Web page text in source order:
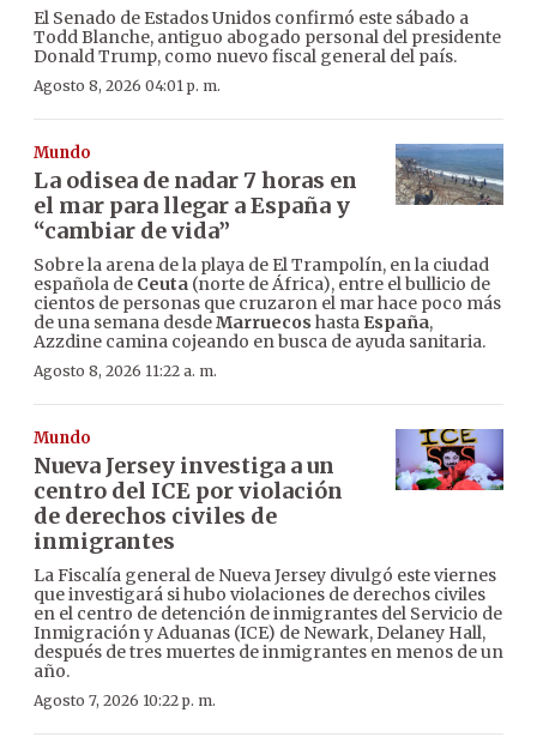
El Senado de Estados Unidos confirmó este sábado a
Todd Blanche, antiguo abogado personal del presidente
Donald Trump, como nuevo fiscal general del país.
Agosto 8, 2026 04:01 p. m.
Mundo
La odisea de nadar 7 horas en
el mar para llegar a España y
“cambiar de vida”
Sobre la arena de la playa de El Trampolín, en la ciudad
española de Ceuta (norte de África), entre el bullicio de
cientos de personas que cruzaron el mar hace poco más
de una semana desdeMarruecos hasta España,
Azzdine camina cojeando en busca de ayuda sanitaria.
Agosto 8, 2026 11:22 a. m.
Mundo
Nueva Jersey investiga a un
centro del ICE por violación
de derechos civiles de
inmigrantes
La Fiscalía general de Nueva Jersey divulgó este viernes
que investigará si hubo violaciones de derechos civiles
en el centro de detención de inmigrantes del Servicio de
Inmigración y Aduanas (ICE) de Newark, Delaney Hall,
después de tres muertes de inmigrantes en menos de un
año.
Agosto 7, 2026 10:22 p. m.